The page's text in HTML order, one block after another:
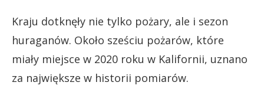
Kraju dotknęły nie tylko pożary, ale i sezon
huraganów. Około sześciu pożarów, które
miały miejsce w 2020 roku w Kalifornii, uznano
za największe w historii pomiarów.